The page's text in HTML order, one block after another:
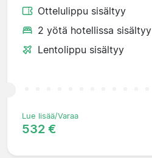
Ottelulippu sisältyy
2 yötä hotellissa sisältyy
Lentolippu sisältyy
Lue lisää/Varaa
532 €